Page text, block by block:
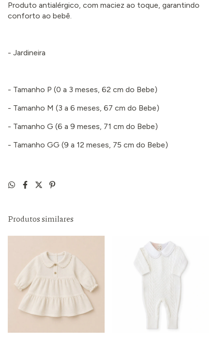
Produto antialérgico, com maciez ao toque, garantindo
conforto ao bebê.
- Jardineira
- Tamanho P (0 a 3 meses, 62 cm do Bebe)
- Tamanho M (3 a 6 meses, 67 cm do Bebe)
- Tamanho G (6 a 9 meses, 71 cm do Bebe)
- Tamanho GG (9 a 12 meses, 75 cm do Bebe)
Produtos similares